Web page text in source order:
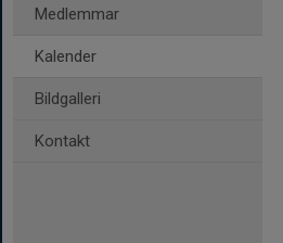
Medlemmar
Kalender
Bildgalleri
Kontakt